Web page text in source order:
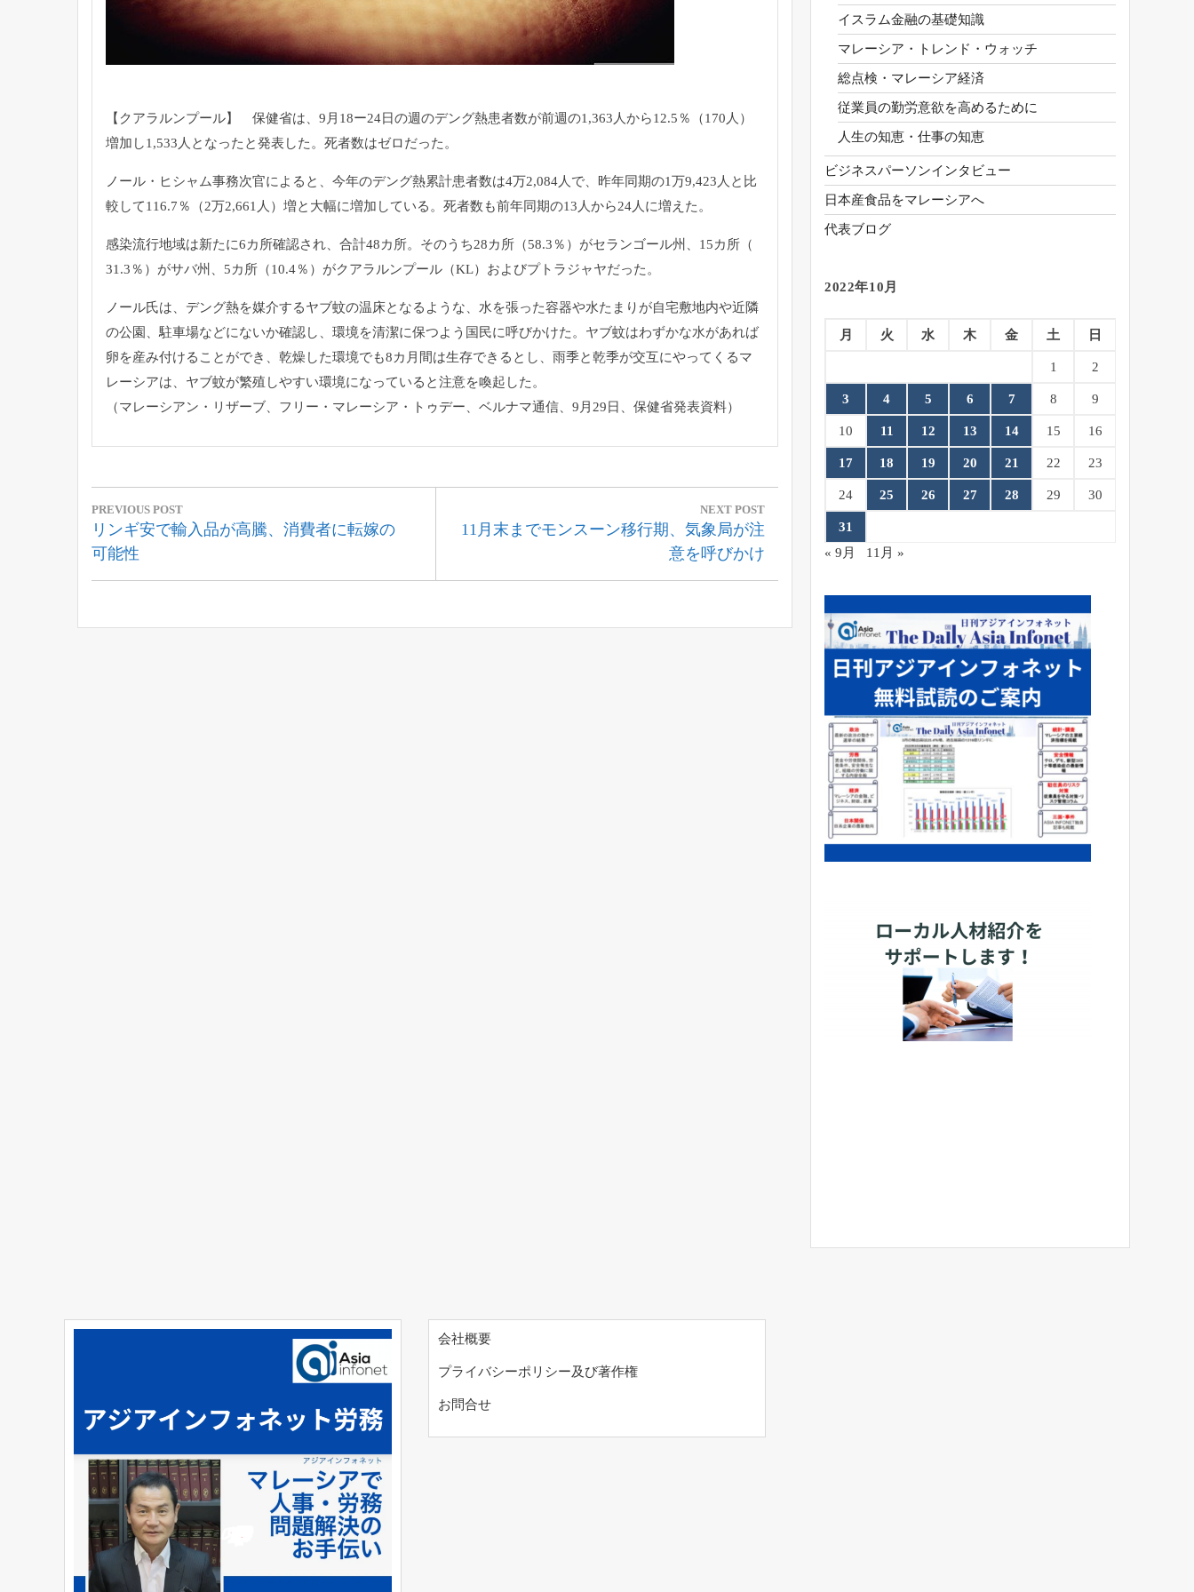
【クアラルンプール】 保健省は、9月18ー24日の週のデング熱患者数が前週の1,363人から12.5％（170人）
増加し1,533人となったと発表した。死者数はゼロだった。
ノール・ヒシャム事務次官によると、 今年のデング熱累計患者数は4万2,084人で、
昨年同期の1万9,423人と比
較して116.7％（2万2,661人）増と大幅に増加している。 死者数も前年同期の13人から24人に増えた。
感染流行地域は新たに6カ所確認され、合計48カ所。 そのうち28カ所（58.3％）がセランゴール州、15カ所（
31.3％）がサバ州、5カ所（10.4％） がクアラルンプール（KL）およびプトラジャヤだった。
ノール氏は、デング熱を媒介するヤブ蚊の温床となるような、 水を張った容器や水たまりが自宅敷地内や近隣
の公園、 駐車場などにないか確認し、 環境を清潔に保つよう国民に呼びかけた。 ヤブ蚊はわずかな水があれば
卵を産み付けることができ、 乾燥した環境でも8カ月間は生存できるとし、 雨季と乾季が交互にやってくるマ
レーシアは、 ヤブ蚊が繁殖しやすい環境になっていると注意を喚起した。
（マレーシアン・リザーブ、フリー・マレーシア・トゥデー、 ベルナマ通信、9月29日、保健省発表資料）
投
稿
ナ
ビ
PREVIOUS POST
Previous
Post:
リンギ安で輸入品が高騰、消費者に転嫁の
可能性
NEXT POST
Next
11月末までモンスーン移行期、気象局が注
意を呼びかけ
イスラム金融の基礎知識
マレーシア・トレンド・ウォッチ
総点検・マレーシア経済
従業員の勤労意欲を高めるために
人生の知恵・仕事の知恵
ビジネスパーソンインタビュー
日本産食品をマレーシアへ
代表ブログ
2022年10月
月 火 水 木 金 土 日
1 2
3 4 5 6 7 8 9
10 11 12 13 14 15 16
17 18 19 20 21 22 23
24 25 26 27 28 29 30
31
« 9月
11月 »
会社概要
プライバシーポリシー及び著作権
お問合せ